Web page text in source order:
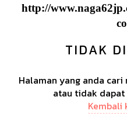
http://
TIDAK
Halaman yang anda
atau tidak dapat
Kembali